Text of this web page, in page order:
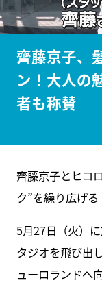
齊藤京子、
ン！大人の
者も称賛
齊藤京子とヒコ
ク”を繰り広げる
5月27日（火）
タジオを飛び出
ューロランドへ